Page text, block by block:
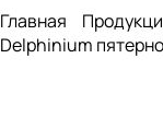
Главная
Delphinium